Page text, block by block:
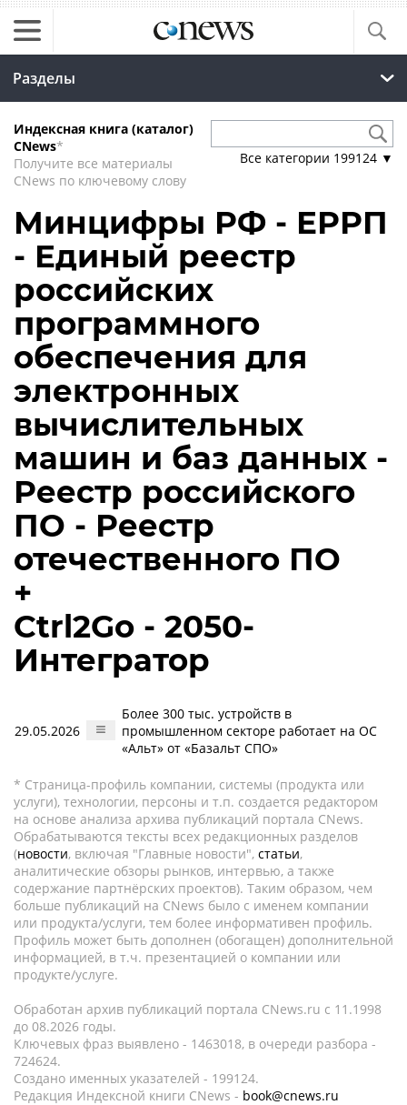
Разделы
Индексная книга (каталог)
CNews*
Получите все материалы
CNews по ключевому слову
Все категории 199124 ▼
Минцифры РФ - ЕРРП
- Единый реестр
российских
программного
обеспечения для
электронных
вычислительных
машин и баз данных -
Реестр российского
ПО - Реестр
отечественного ПО
+
Ctrl2Go - 2050-
Интегратор
29.05.2026
Более 300 тыс. устройств в
промышленном секторе работает на ОС
«Альт» от «Базальт СПО»
* Страница-профиль компании, системы (продукта или
услуги), технологии, персоны и т.п. создается редактором
на основе анализа архива публикаций портала CNews.
Обрабатываются тексты всех редакционных разделов
(новости, включая "Главные новости", статьи,
аналитические обзоры рынков, интервью, а также
содержание партнёрских проектов). Таким образом, чем
больше публикаций на CNews было с именем компании
или продукта/услуги, тем более информативен профиль.
Профиль может быть дополнен (обогащен) дополнительной
информацией, в т.ч. презентацией о компании или
продукте/услуге.
Обработан архив публикаций портала CNews.ru c 11.1998
до 08.2026 годы.
Ключевых фраз выявлено - 1463018, в очереди разбора -
724624.
Создано именных указателей - 199124.
Редакция Индексной книги CNews - book@cnews.ru